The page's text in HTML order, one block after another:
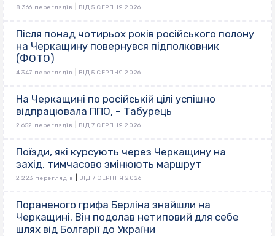
8 366 переглядів ВІД 5 СЕРПНЯ 2026
Після понад чотирьох років російського полону
на Черкащину повернувся підполковник
(ФОТО)
4 347 переглядів ВІД 5 СЕРПНЯ 2026
На Черкащині по російській цілі успішно
відпрацювала ППО, – Табурець
2 652 переглядів ВІД 7 СЕРПНЯ 2026
Поїзди, які курсують через Черкащину на
захід, тимчасово змінюють маршрут
2 223 переглядів ВІД 7 СЕРПНЯ 2026
Пораненого грифа Берліна знайшли на
Черкащині. Він подолав нетиповий для себе
шлях від Болгарії до України